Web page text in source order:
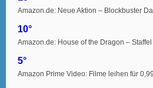
Amazon.de: Neue Aktion – Blockbuster
10°
Amazon.de: House of the Dragon –
5°
Amazon Prime Video: Filme leihen für